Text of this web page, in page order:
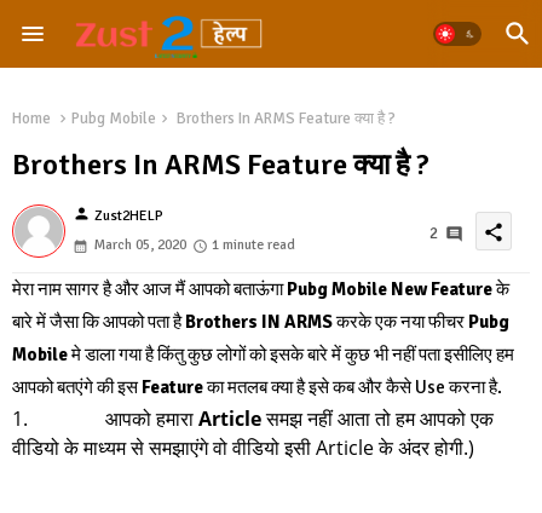
Home Pubg Mobile Brothers In ARMS Feature क्या है ?
Brothers In ARMS Feature क्या है ?
person Zust2HELP
March 05, 2020
1 minute read
2 share
मेरा नाम सागर है और आज मैं आपको बताऊंगाPubg Mobile New Featureके
बारे में जैसा कि आपको पता हैBrothers IN ARMSकरके एक नया फीचर Pubg
Mobileमे डाला गया है किंतु कुछ लोगों को इसके बारे में कुछ भी नहीं पता इसीलिए हम
आपको बतएंगे की इसFeatureका मतलब क्या है इसे कब और कैसे Use करना है.
आपको हमाराArticleसमझ नहीं आता तो हम आपको एक
वीडियो के माध्यम से समझाएंगे वो वीडियो इसी Article के अंदर होगी.)